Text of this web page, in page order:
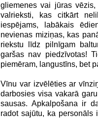
gliemenes vai jūras
valrieksti, kas citkārt
iespējams, labākais
nevienas miziņas, kas
riekstu līdz pilnīgam
garšas nav piedzīvotas!
piemēram, langustīns, bet
Vīnu var izvēlēties ar
darbosies visa vakarā
sausas. Apkalpošana ir
radot sajūtu, ka personāls